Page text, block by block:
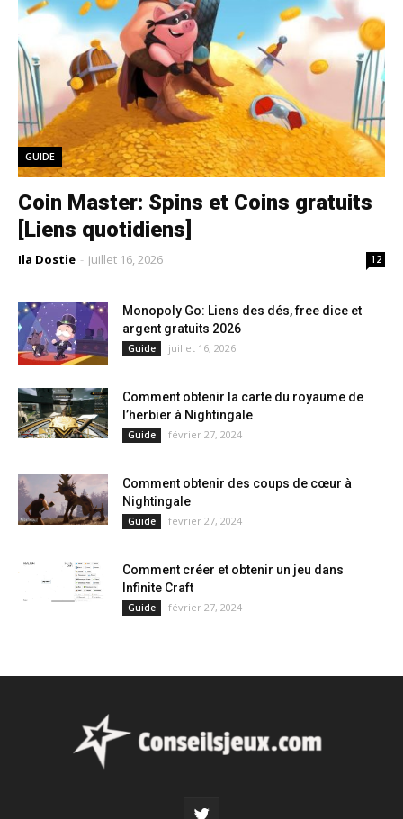
GUIDE
Coin Master: Spins et Coins gratuits
[Liens quotidiens]
Ila Dostie - juillet 16, 2026 12
Monopoly Go: Liens des dés, free dice et
argent gratuits 2026
Guide juillet 16, 2026
Comment obtenir la carte du royaume de
l’herbier à Nightingale
Guide février 27, 2024
Comment obtenir des coups de cœur à
Nightingale
Guide février 27, 2024
Comment créer et obtenir un jeu dans
Infinite Craft
Guide février 27, 2024